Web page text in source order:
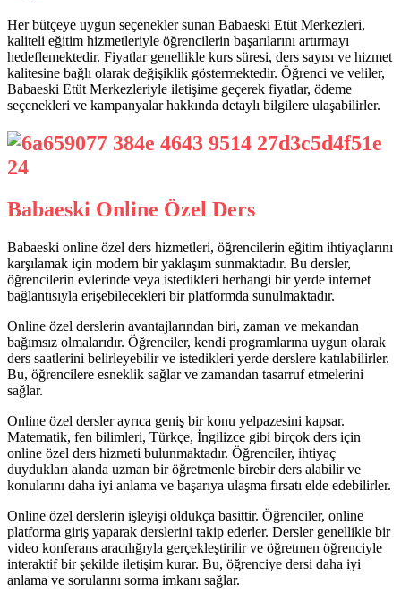
Her bütçeye uygun seçenekler sunan Babaeski Etüt Merkezleri,
kaliteli eğitim hizmetleriyle öğrencilerin başarılarını artırmayı
hedeflemektedir. Fiyatlar genellikle kurs süresi, ders sayısı ve hizmet
kalitesine bağlı olarak değişiklik göstermektedir. Öğrenci ve veliler,
Babaeski Etüt Merkezleriyle iletişime geçerek fiyatlar, ödeme
seçenekleri ve kampanyalar hakkında detaylı bilgilere ulaşabilirler.
Babaeski Online Özel Ders
Babaeski online özel ders hizmetleri, öğrencilerin eğitim ihtiyaçlarını
karşılamak için modern bir yaklaşım sunmaktadır. Bu dersler,
öğrencilerin evlerinde veya istedikleri herhangi bir yerde internet
bağlantısıyla erişebilecekleri bir platformda sunulmaktadır.
Online özel derslerin avantajlarından biri, zaman ve mekandan
bağımsız olmalarıdır. Öğrenciler, kendi programlarına uygun olarak
ders saatlerini belirleyebilir ve istedikleri yerde derslere katılabilirler.
Bu, öğrencilere esneklik sağlar ve zamandan tasarruf etmelerini
sağlar.
Online özel dersler ayrıca geniş bir konu yelpazesini kapsar.
Matematik, fen bilimleri, Türkçe, İngilizce gibi birçok ders için
online özel ders hizmeti bulunmaktadır. Öğrenciler, ihtiyaç
duydukları alanda uzman bir öğretmenle birebir ders alabilir ve
konularını daha iyi anlama ve başarıya ulaşma fırsatı elde edebilirler.
Online özel derslerin işleyişi oldukça basittir. Öğrenciler, online
platforma giriş yaparak derslerini takip ederler. Dersler genellikle bir
video konferans aracılığıyla gerçekleştirilir ve öğretmen öğrenciyle
interaktif bir şekilde iletişim kurar. Bu, öğrenciye dersi daha iyi
anlama ve sorularını sorma imkanı sağlar.